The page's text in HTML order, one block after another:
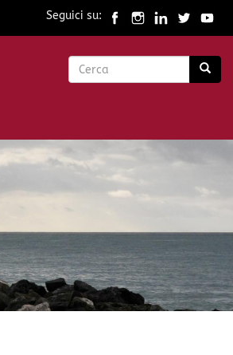
Seguici su:
Form